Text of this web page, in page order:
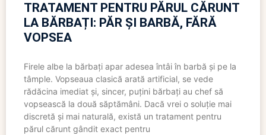
TRATAMENT PENTRU PĂRUL CĂRUNT
LA BĂRBAȚI: PĂR ȘI BARBĂ, FĂRĂ
VOPSEA
Firele albe la bărbați apar adesea întâi în barbă și pe la
tâmple. Vopseaua clasică arată artificial, se vede
rădăcina imediat și, sincer, puțini bărbați au chef să
vopsească la două săptămâni. Dacă vrei o soluție mai
discretă și mai naturală, există un tratament pentru
părul cărunt gândit exact pentru